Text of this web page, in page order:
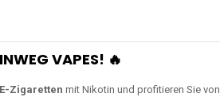
VAPES! 🔥
Zigaretten mit Nikotin und profitieren Sie von